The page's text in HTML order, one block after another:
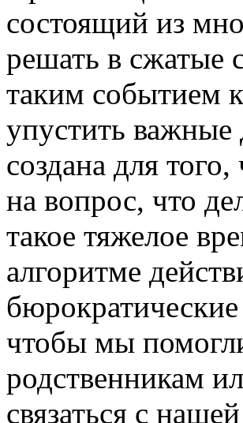
состоящий из
решать в сжатые
таким событием
упустить
создана для
на вопрос, что
такое тяжелое
алгоритме
чтобы мы
родственникам
связаться с